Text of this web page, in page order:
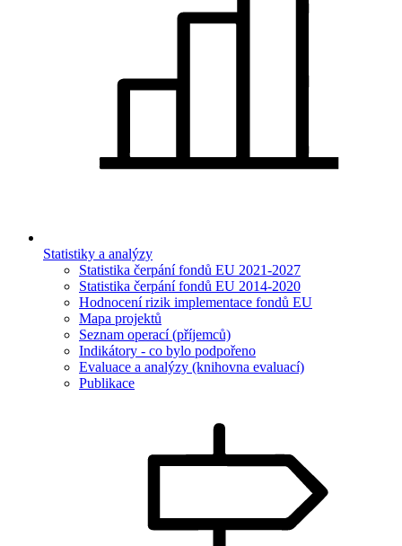
Statistiky a analýzy
Statistika čerpání fondů EU 2021-2027
Statistika čerpání fondů EU 2014-2020
Hodnocení rizik implementace fondů EU
Mapa projektů
Seznam operací (příjemců)
Indikátory - co bylo podpořeno
Evaluace a analýzy (knihovna evaluací)
Publikace